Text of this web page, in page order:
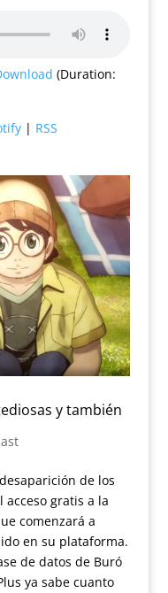
(Duration:
| RSS
y también
de los
gratis a la
comenzará a
en su plataforma.
de datos de Buró
ya sabe cuanto